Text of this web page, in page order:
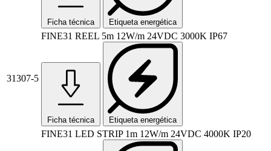
Ficha técnica Etiqueta energética
31307-5
FINE31 REEL 5m 12W/m 24VDC 3000K IP67
Ficha técnica Etiqueta energética
FINE31 LED STRIP 1m 12W/m 24VDC 4000K IP20